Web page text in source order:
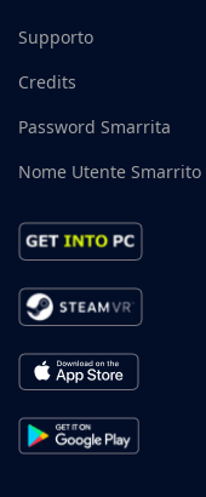
Supporto
Credits
Password Smarrita
Nome Utente Smarrito